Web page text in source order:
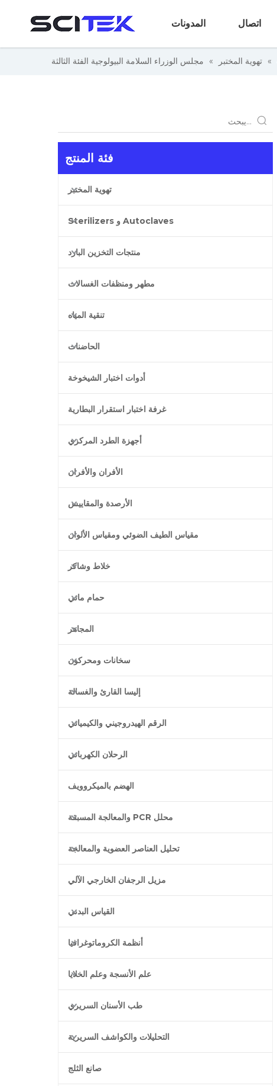
اتصال المدونات
» تهوية المختبر » مجلس الوزراء السلامة البيولوجية الفئة الثالثة
فئة المنتج
تهوية المختبر
Autoclaves و Sterilizers
منتجات التخزين البارد
مطهر ومنظفات الغسالات
تنقية المياه
الحاضنات
أدوات اختبار الشيخوخة
غرفة اختبار استقرار البطارية
أجهزة الطرد المركزي
الأفران والأفران
الأرصدة والمقاييس
مقياس الطيف الضوئي ومقياس الألوان
خلاط وشاكر
حمام مائي
المجاهر
سخانات ومحركون
إليسا القارئ والغسالة
الرقم الهيدروجيني والكيميائي
الرحلان الكهربائي
الهضم بالميكروويف
محلل PCR والمعالجة المسبقة
تحليل العناصر العضوية والمعالجة
مزيل الرجفان الخارجي الآلي
القياس البدني
أنظمة الكروماتوغرافيا
علم الأنسجة وعلم الخلايا
طب الأسنان السريري
التحليلات والكواشف السريرية
صانع الثلج